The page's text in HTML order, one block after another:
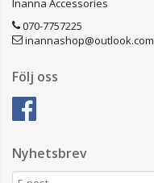
Inanna Accessories
070-7757225
inannashop@outlook.com
Följ oss
Nyhetsbrev